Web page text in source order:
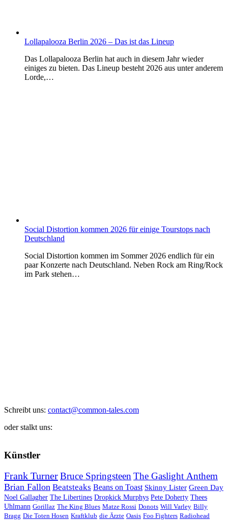
Lollapalooza Berlin 2026 – Das ist das Lineup
Das Lollapalooza Berlin hat auch in diesem Jahr wieder
einiges zu bieten. Das Lineup besteht 2026 aus unter anderem
Lorde,…
Social Distortion kommen 2026 für einige Tourstops nach
Deutschland
Social Distortion kommen im Sommer 2026 endlich für ein
paar Konzerte nach Deutschland. Neben Rock am Ring/Rock
im Park stehen…
Schreibt uns: contact@common-tales.com
oder stalkt uns:
Künstler
Frank TurnerBruce SpringsteenThe Gaslight Anthem
Brian Fallon Beatsteaks Beans on Toast Skinny Lister Green Day
Noel Gallagher The Libertines Dropkick Murphys Pete Doherty Thees
Uhlmann Gorillaz The King Blues Matze Rossi Donots Will Varley Billy
Bragg Die Toten Hosen Kraftklub die Ärzte Oasis Foo Fighters Radiohead